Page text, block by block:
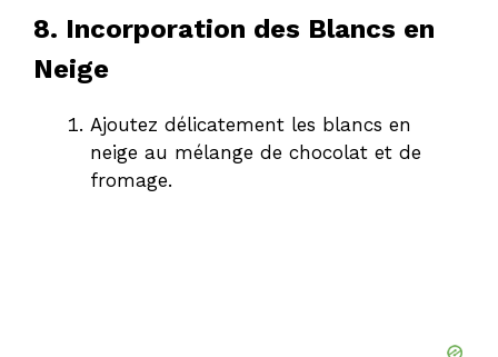
8. Incorporation des Blancs en
Neige
Ajoutez délicatement les blancs en
neige au mélange de chocolat et de
fromage.